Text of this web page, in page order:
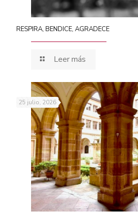
RESPIRA, BENDICE, AGRADECE
Leer más
25 julio, 2026